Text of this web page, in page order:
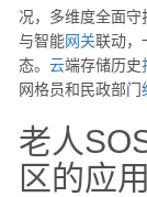
况，多维度全面
与智能网关联动，
态。 云端存储历史
网格员和民政部门
老人
区的应